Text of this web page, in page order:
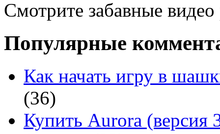
Смотрите забавные
Популярные
Как начать игру в
(36)
Купить Aurora (версия